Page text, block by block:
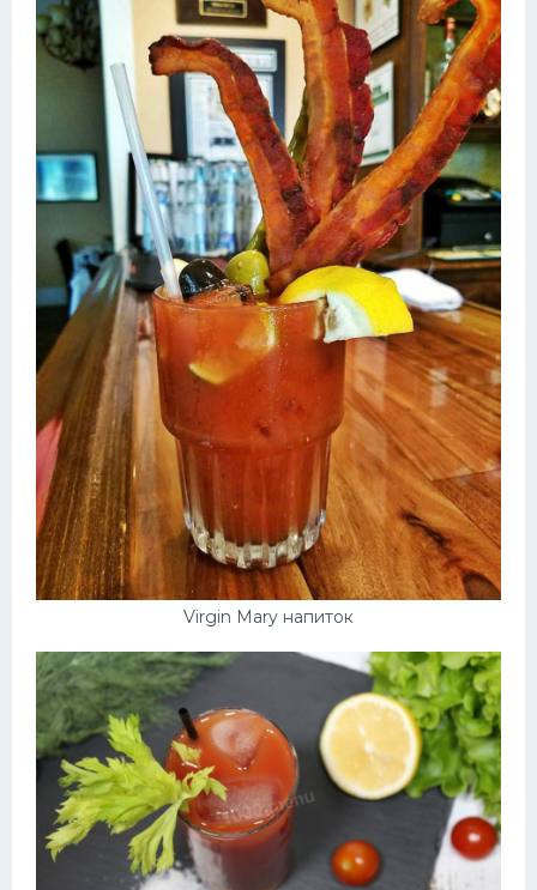
Virgin Mary напиток